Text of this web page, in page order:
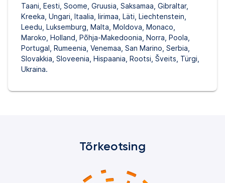
Taani, Eesti, Soome, Gruusia, Saksamaa, Gibraltar,
Kreeka, Ungari, Itaalia, Iirimaa, Läti, Liechtenstein,
Leedu, Luksemburg, Malta, Moldova, Monaco,
Maroko, Holland, Põhja-Makedoonia, Norra, Poola,
Portugal, Rumeenia, Venemaa, San Marino, Serbia,
Slovakkia, Sloveenia, Hispaania, Rootsi, Šveits, Türgi,
Ukraina.
Tõrkeotsing